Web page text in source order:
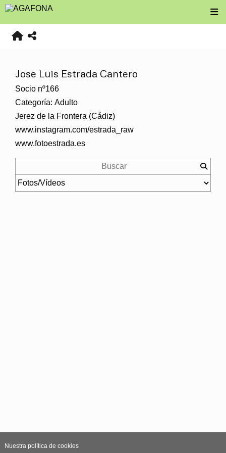
Jose Luis Estrada Cantero
Socio nº166
Categoría: Adulto
Jerez de la Frontera (Cádiz)
www.instagram.com/estrada_raw
www.fotoestrada.es
Nuestra política de cookies